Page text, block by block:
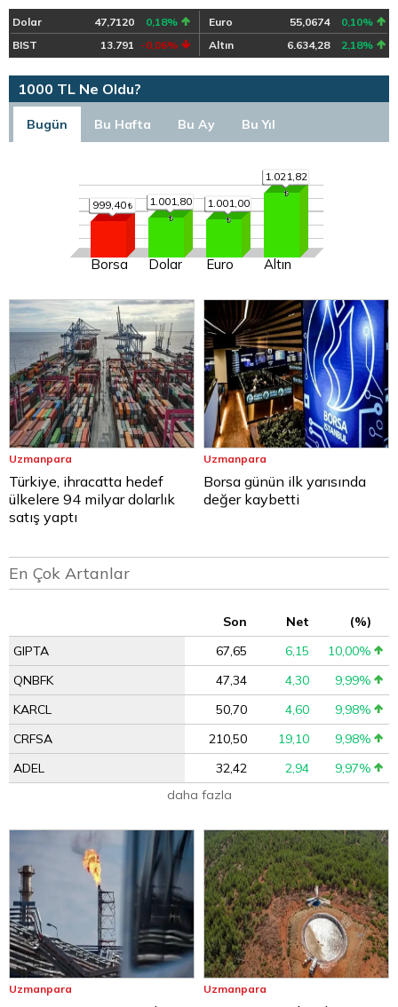
Dolar 47,7120 0,18% Euro 55,0674
0,10%
BIST
13.791 -0,06% Altın 6.634,28 2,18%
1000 TL Ne Oldu?
Bugün Bu Hafta Bu Ay Bu Yıl
999,40
Borsa
1.001,80
Dolar
1.001,00
Euro
1.021,82
Altın
Uzmanpara
Türkiye, ihracatta hedef
ülkelere 94 milyar dolarlık
satış yaptı
Uzmanpara
Borsa günün ilk yarısında
değer kaybetti
En Çok Artanlar
Son Net
(%)
GIPTA
67,65 6,15
10,00%
QNBFK
47,34 4,30
9,99%
KARCL
50,70 4,60
9,98%
CRFSA
210,50 19,10
9,98%
ADEL
32,42 2,94
9,97%
daha fazla
Uzmanpara Uzmanpara